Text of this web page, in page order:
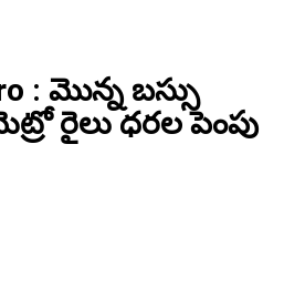
: మొన్న బస్సు
రైలు ధరల పెంపు